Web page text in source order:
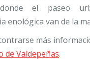
el paseo
enológica van de la
más
de Valdepeñas.